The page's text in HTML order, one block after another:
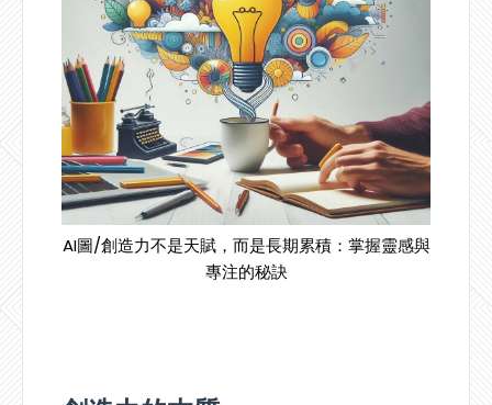
AI圖/創造力不是天賦，而是長期累積：掌握靈感與
專注的秘訣